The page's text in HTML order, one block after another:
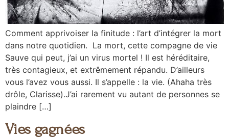
Comment apprivoiser la finitude : l’art d’intégrer la mort
dans notre quotidien. La mort, cette compagne de vie
Sauve qui peut, j’ai un virus mortel ! Il est héréditaire,
très contagieux, et extrêmement répandu. D’ailleurs
vous l’avez vous aussi. Il s’appelle : la vie. (Ahaha très
drôle, Clarisse).J’ai rarement vu autant de personnes se
plaindre […]
Vies gagnées